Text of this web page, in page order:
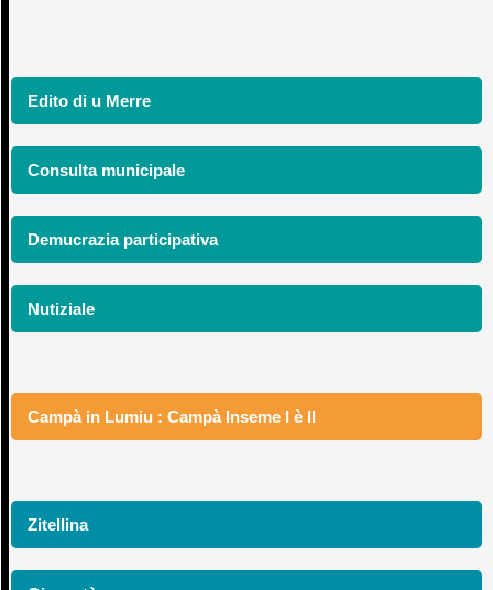
Edito di u Merre
Consulta municipale
Demucrazia participativa
Nutiziale
Campà in Lumiu : Campà Inseme I è II
Zitellina